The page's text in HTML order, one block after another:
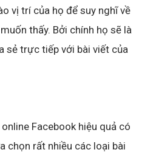
vị trí của họ để suy nghĩ về
thấy. Bởi chính họ sẽ là
sẻ trực tiếp với bài viết của
Facebook hiệu quả có
chọn rất nhiều các loại bài